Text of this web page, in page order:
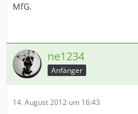
MfG.
ne1234
Anfänger
14. August 2012 um 16:43